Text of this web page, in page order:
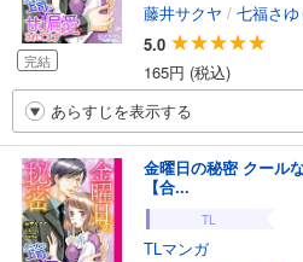
完結
藤井サクヤ / 七福さゆ
5.0
165円 (税込)
あらすじを表示する
金曜日の秘密 クール
【合...
TL
TLマンガ